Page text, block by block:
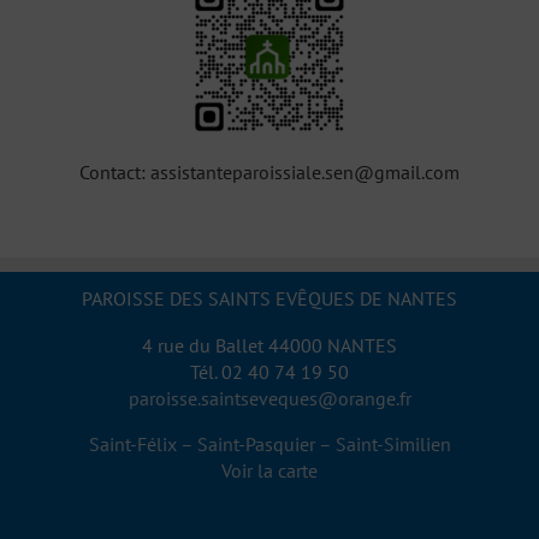
Contact: assistanteparoissiale.sen@gmail.com
PAROISSE DES SAINTS EVÊQUES DE NANTES
4 rue du Ballet 44000 NANTES
Tél. 02 40 74 19 50
paroisse.saintseveques@orange.fr
Saint-Félix – Saint-Pasquier – Saint-Similien
Voir la carte